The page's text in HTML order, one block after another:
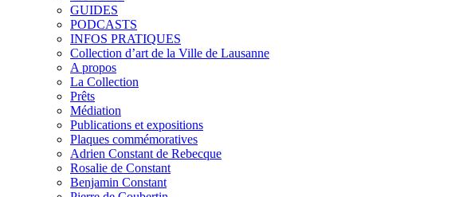
GUIDES
PODCASTS
INFOS PRATIQUES
Collection d’art de la Ville de Lausanne
A propos
La Collection
Prêts
Médiation
Publications et expositions
Plaques commémoratives
Adrien Constant de Rebecque
Rosalie de Constant
Benjamin Constant